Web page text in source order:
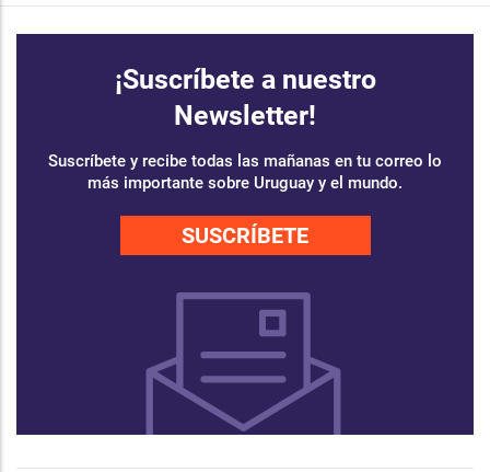
¡Suscríbete a nuestro
Newsletter!
Suscríbete y recibe todas las mañanas en tu correo lo
más importante sobre Uruguay y el mundo.
SUSCRÍBETE